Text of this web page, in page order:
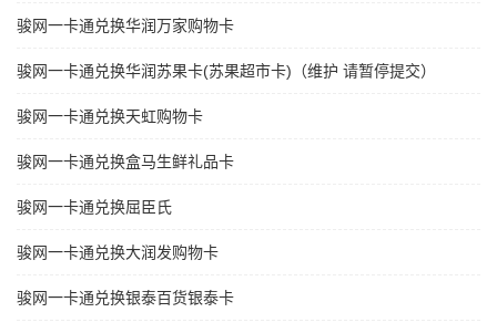
骏网一卡通兑换华润万家购物卡
骏网一卡通兑换华润苏果卡(苏果超市卡)（维护 请暂停提交）
骏网一卡通兑换天虹购物卡
骏网一卡通兑换盒马生鲜礼品卡
骏网一卡通兑换屈臣氏
骏网一卡通兑换大润发购物卡
骏网一卡通兑换银泰百货银泰卡